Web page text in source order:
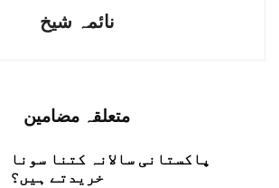
نائمہ شیخ
متعلقہ مضامین
پاکستانی سالانہ کتنا سونا
خریدتے ہیں؟